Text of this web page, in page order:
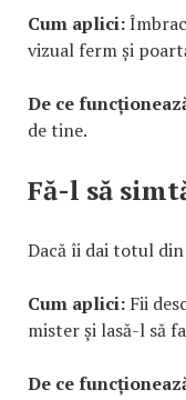
Cum aplici:
vizual ferm și
De ce
de tine.
Fă-l să
Dacă îi dai totul
Cum aplici: Fii
mister și lasă-l să
De ce